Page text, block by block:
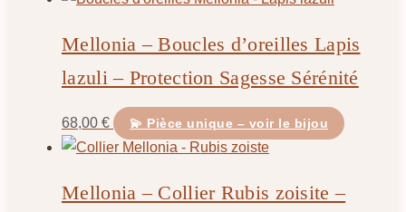
Mellonia – Boucles d’oreilles Lapis
lazuli – Protection Sagesse Sérénité
68,00 € 💫 Pièce unique – voir le bijou
Mellonia – Collier Rubis zoisite –